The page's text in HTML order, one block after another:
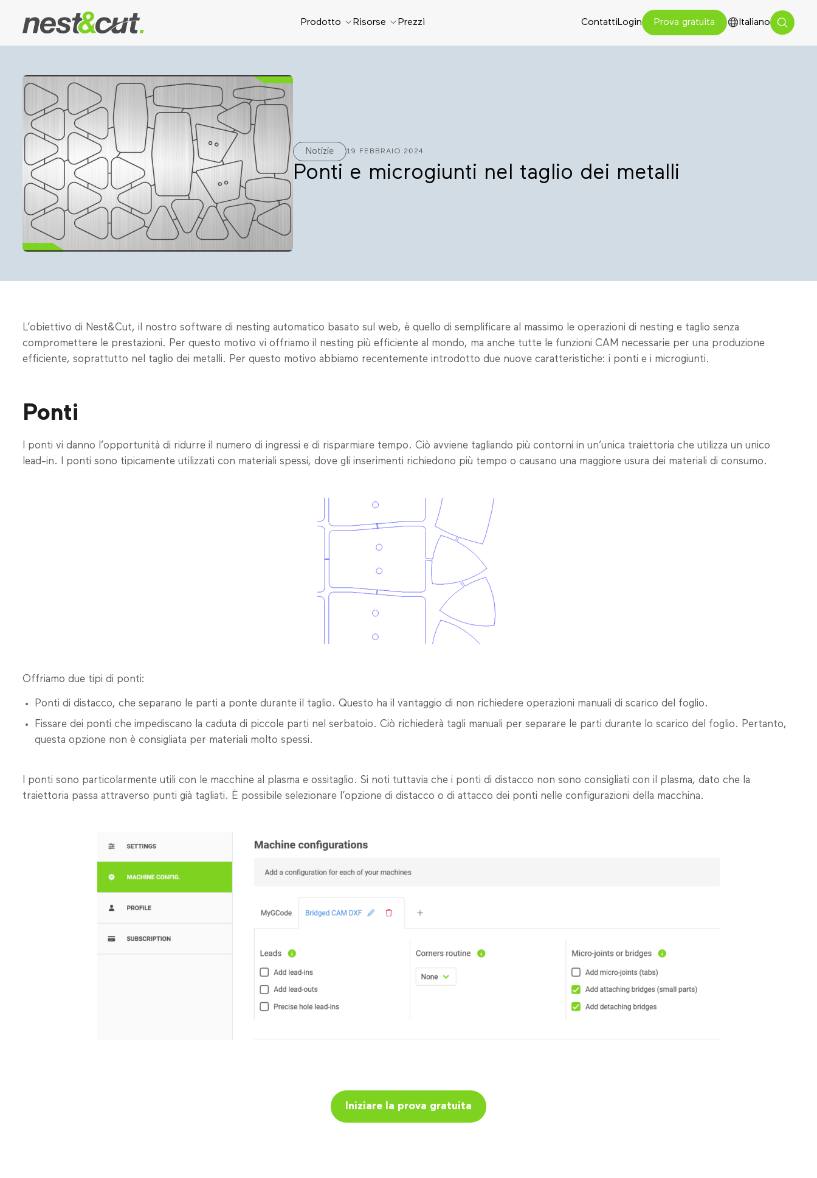
Prodotto Risorse Prezzi ContattiLogin Prova gratuita Italiano
Notizie 19 FEBBRAIO 2024
Ponti e microgiunti nel taglio dei metalli
L’obiettivo di Nest&Cut, il nostro software di nesting automatico basato sul web, è quello di semplificare al massimo le operazioni di nesting e taglio senza
compromettere le prestazioni. Per questo motivo vi offriamo il nesting più efficiente al mondo, ma anche tutte le funzioni CAM necessarie per una produzione
efficiente, soprattutto nel taglio dei metalli. Per questo motivo abbiamo recentemente introdotto due nuove caratteristiche: i ponti e i microgiunti.
Ponti
I ponti vi danno l’opportunità di ridurre il numero di ingressi e di risparmiare tempo. Ciò avviene tagliando più contorni in un’unica traiettoria che utilizza un unico
lead-in. I ponti sono tipicamente utilizzati con materiali spessi, dove gli inserimenti richiedono più tempo o causano una maggiore usura dei materiali di consumo.
Offriamo due tipi di ponti:
Ponti di distacco, che separano le parti a ponte durante il taglio. Questo ha il vantaggio di non richiedere operazioni manuali di scarico del foglio.
Fissare dei ponti che impediscano la caduta di piccole parti nel serbatoio. Ciò richiederà tagli manuali per separare le parti durante lo scarico del foglio. Pertanto,
questa opzione non è consigliata per materiali molto spessi.
I ponti sono particolarmente utili con le macchine al plasma e ossitaglio. Si noti tuttavia che i ponti di distacco non sono consigliati con il plasma, dato che la
traiettoria passa attraverso punti già tagliati. È possibile selezionare l’opzione di distacco o di attacco dei ponti nelle configurazioni della macchina.
Iniziare la prova gratuita